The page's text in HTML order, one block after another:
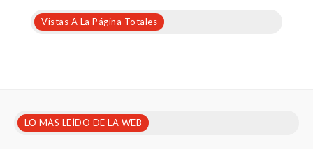
Vistas A La Página Totales
LO MÁS LEÍDO DE LA WEB